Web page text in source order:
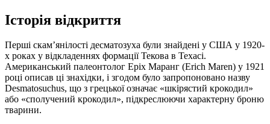
Історія відкриття
Перші скам’янілості десматозуха були знайдені у США у 1920-
х роках у відкладеннях формації Текова в Техасі.
Американський палеонтолог Еріх Маранг (Erich Maren) у 1921
році описав ці знахідки, і згодом було запропоновано назву
Desmatosuchus, що з грецької означає «шкірястий крокодил»
або «сполучений крокодил», підкреслюючи характерну броню
тварини.